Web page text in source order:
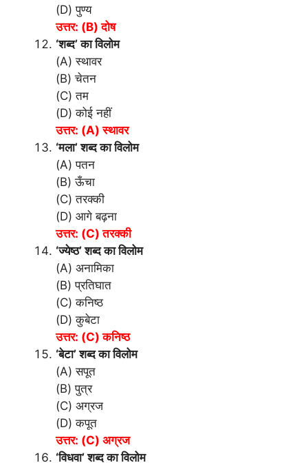
(D) पुण्य
उत्तर: (B) दोष
‘शब्द’ का विलोम
(A) स्थावर
(B) चेतन
(C) तम
(D) कोई नहीं
उत्तर: (A) स्थावर
‘मला’ शब्द का विलोम
(A) पतन
(B) ऊँचा
(C) तरक्की
(D) आगे बढ़ना
उत्तर: (C) तरक्की
‘ज्येष्ठ’ शब्द का विलोम
(A) अनामिका
(B) प्रतिघात
(C) कनिष्ठ
(D) कुबेटा
उत्तर: (C) कनिष्ठ
‘बेटा’ शब्द का विलोम
(A) सपूत
(B) पुत्र
(C) अग्रज
(D) कपूत
उत्तर: (C) अग्रज
‘विधवा’ शब्द का विलोम